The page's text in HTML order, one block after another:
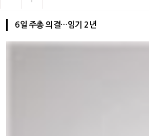
6일 주총 의결…임기 2년